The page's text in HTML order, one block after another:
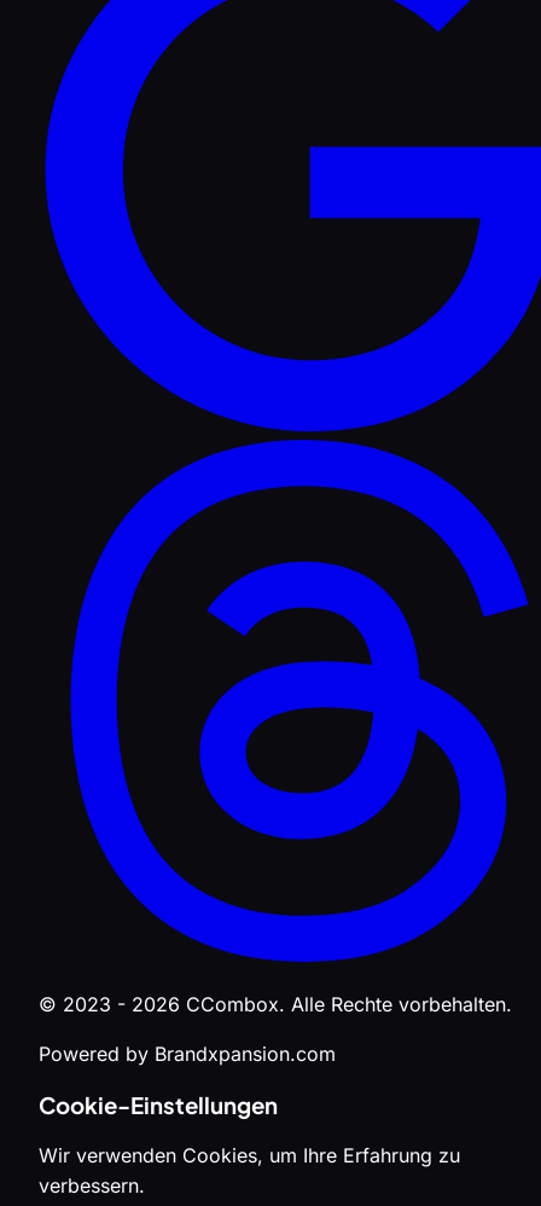
© 2023 - 2026 CCombox. Alle Rechte vorbehalten.
Powered by Brandxpansion.com
Cookie-Einstellungen
Wir verwenden Cookies, um Ihre Erfahrung zu
verbessern.